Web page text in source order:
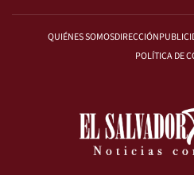
QUIÉNES SOMOSDIRECCIÓN
POLÍTICA DE